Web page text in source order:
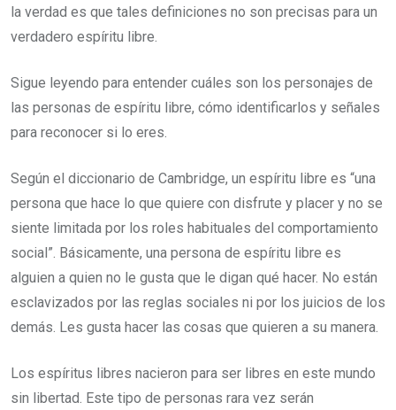
la verdad es que tales definiciones no son precisas para un
verdadero espíritu libre.
Sigue leyendo para entender cuáles son los personajes de
las personas de espíritu libre, cómo identificarlos y señales
para reconocer si lo eres.
Según el diccionario de Cambridge, un espíritu libre es “una
persona que hace lo que quiere con disfrute y placer y no se
siente limitada por los roles habituales del comportamiento
social”. Básicamente, una persona de espíritu libre es
alguien a quien no le gusta que le digan qué hacer. No están
esclavizados por las reglas sociales ni por los juicios de los
demás. Les gusta hacer las cosas que quieren a su manera.
Los espíritus libres nacieron para ser libres en este mundo
sin libertad. Este tipo de personas rara vez serán